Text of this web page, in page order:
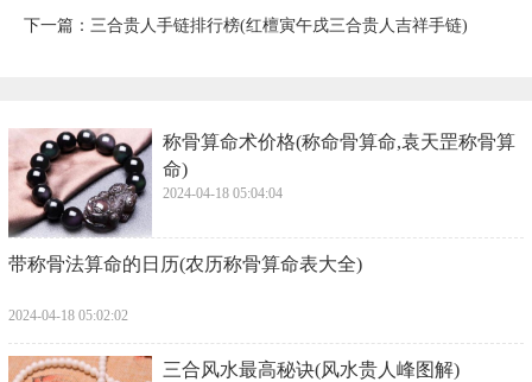
下一篇： ​三合贵人手链排行榜(红檀寅午戌三合贵人吉祥手链)
​称骨算命术价格(称命骨算命,袁天罡称骨算
命)
2024-04-18 05:04:04
​带称骨法算命的日历(农历称骨算命表大全)
2024-04-18 05:02:02
​三合风水最高秘诀(风水贵人峰图解)